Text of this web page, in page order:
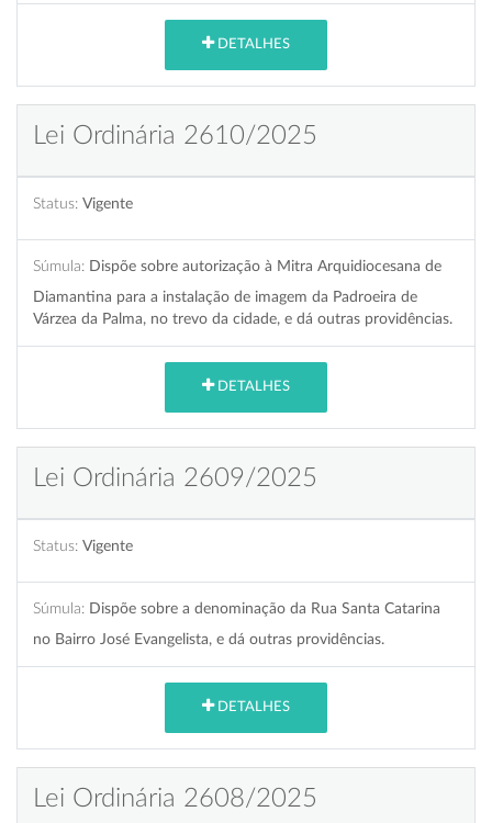
DETALHES
Lei Ordinária 2610/2025
Status: Vigente
Súmula: Dispõe sobre autorização à Mitra Arquidiocesana de
Diamantina para a instalação de imagem da Padroeira de
Várzea da Palma, no trevo da cidade, e dá outras providências.
DETALHES
Lei Ordinária 2609/2025
Status: Vigente
Súmula: Dispõe sobre a denominação da Rua Santa Catarina
no Bairro José Evangelista, e dá outras providências.
DETALHES
Lei Ordinária 2608/2025